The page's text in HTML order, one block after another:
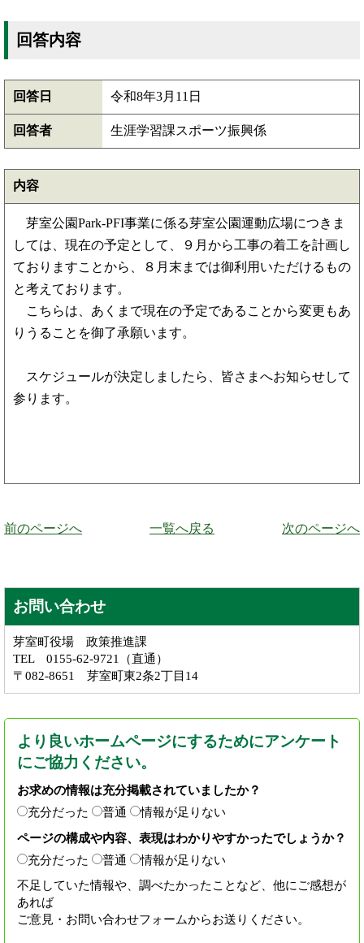
回答内容
回答日 令和8年3月11日
回答者 生涯学習課スポーツ振興係
内容
芽室公園Park-PFI事業に係る芽室公園運動広場につきま
しては、現在の予定として、９月から工事の着工を計画し
ておりますことから、８月末までは御利用いただけるもの
と考えております。
こちらは、あくまで現在の予定であることから変更もあ
りうることを御了承願います。
スケジュールが決定しましたら、皆さまへお知らせして
参ります。
前のページへ 一覧へ戻る 次のページへ
お問い合わせ
芽室町役場 政策推進課
TEL 0155-62-9721（直通）
〒082-8651 芽室町東2条2丁目14
より良いホームページにするためにアンケート
にご協力ください。
お求めの情報は充分掲載されていましたか？
充分だった
普通
情報が足りない
ページの構成や内容、表現はわかりやすかったでしょうか？
充分だった
普通
情報が足りない
不足していた情報や、調べたかったことなど、他にご感想が
あれば
ご意見・お問い合わせフォームからお送りください。